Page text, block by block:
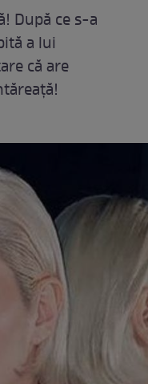
După ce s-a
a lui
că are